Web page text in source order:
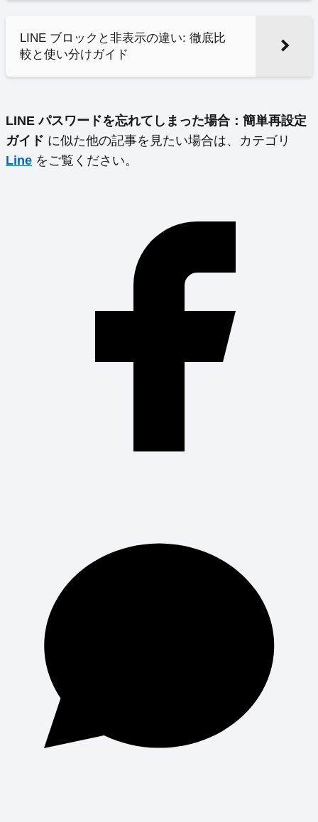
LINE ブロックと非表示の違い: 徹底比
較と使い分けガイド
LINE パスワードを忘れてしまった場合：簡単再設定
ガイド に似た他の記事を見たい場合は、カテゴリ
Line をご覧ください。